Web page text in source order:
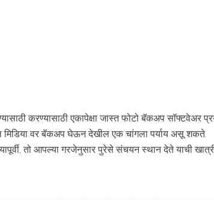
करण्यासाठी एकापेक्षा जास्त फोटो बॅकअप सॉफ्टवेअर
वर बॅकअप घेऊन देखील एक चांगला पर्याय असू शकते.
तो आपल्या गरजेनुसार पुरेसे संचयन स्थान देते याची